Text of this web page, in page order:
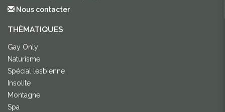
Nous contacter
THÈMATIQUES
Gay Only
Naturisme
Spécial lesbienne
Insolite
Montagne
Spa